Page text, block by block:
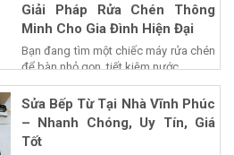
Giải Pháp Rửa Chén Thông
Minh Cho Gia Đình Hiện Đại
Bạn đang tìm một chiếc máy rửa chén
để bàn nhỏ gọn, tiết kiệm nước...
Sửa Bếp Từ Tại Nhà Vĩnh Phúc
– Nhanh Chóng, Uy Tín, Giá
Tốt